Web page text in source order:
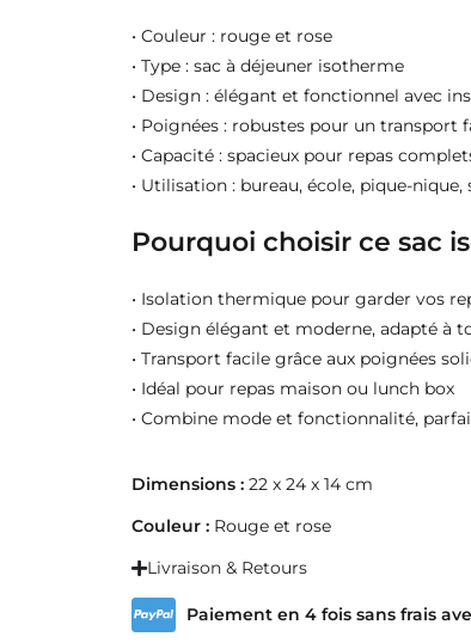
• Couleur : rouge et rose
• Type : sac à déjeuner isotherme
• Design : élégant et fonctionnel avec
• Poignées : robustes pour un transport
• Capacité : spacieux pour repas
• Utilisation : bureau, école, pique-nique,
Pourquoi choisir ce sac
• Isolation thermique pour garder vos
• Design élégant et moderne, adapté à
• Transport facile grâce aux poignées
• Idéal pour repas maison ou lunch box
• Combine mode et fonctionnalité,
Dimensions : 22 x 24 x 14 cm
Couleur : Rouge et rose
Livraison & Retours
Paiement en 4 fois sans frais